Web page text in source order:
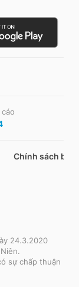
Chính sách bảo
24.3.2020
sự chấp thuận